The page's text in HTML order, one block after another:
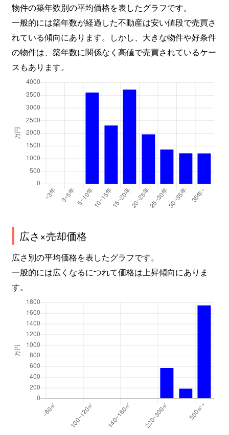
物件の築年数別の平均価格を表したグラフです。
一般的には築年数が経過した不動産は安い値段で売買さ
れている傾向にあります。しかし、大きな物件や好条件
の物件は、築年数に関係なく高値で売買されているケー
スもあります。
広さ×売却価格
広さ別の平均価格を表したグラフです。
一般的には広くなるにつれて価格は上昇傾向にありま
す。